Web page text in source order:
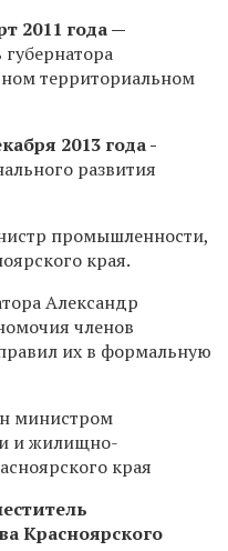
2011 года —
территориальном
2013 года -
развития
промышленности,
края.
Александр
членов
их в формальную
министром
и жилищно-
края
Красноярского